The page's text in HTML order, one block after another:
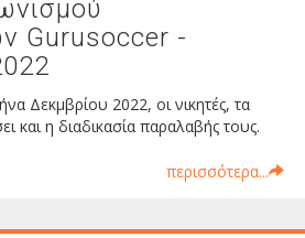
Gurusoccer -
Δεκμβρίου 2022, οι νικητές, τα
και η διαδικασία παραλαβής τους.
περισσότερα...